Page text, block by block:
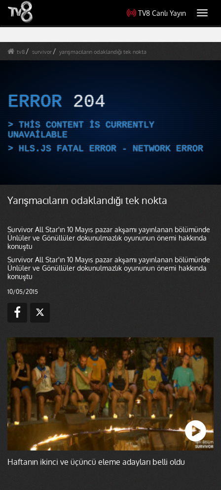
TV8 Canlı Yayın
tv8 survivor yarışmacıların odaklandığı tek nokta
ERROR 204
THIS CONTENT IS CURRENTLY
UNAVAILABLE
HLS.JS FATAL ERROR - NETWORK ERROR
Yarışmacıların odaklandığı tek nokta
Survivor All Star'ın 10 Mayıs pazar akşamı yayınlanan bölümünde
Ünlüler ve Gönüllüler dokunulmazlık oyununun önemi hakkında
konuştu
Survivor All Star'ın 10 Mayıs pazar akşamı yayınlanan bölümünde
Ünlüler ve Gönüllüler dokunulmazlık oyununun önemi hakkında
konuştu
10/05/2015
Haftanın ikinci ve üçüncü eleme adayları belli oldu